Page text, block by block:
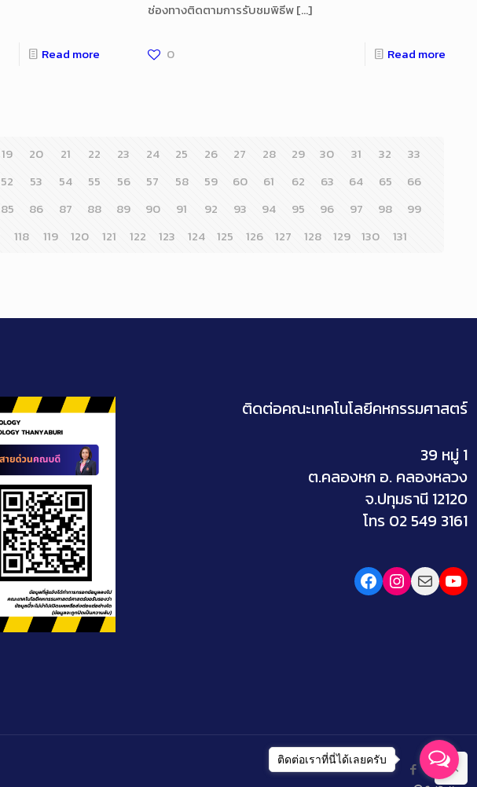
Read more
ช่องทางติดตามการรับชมพิธีพ[…]
0 Read more
19 20 21 22 23 24 25 26 27 28 29 30 31 32
33
52 53 54 55 56 57 58 59 60 61 62 63 64 65
66
85 86 87 88 89 90 91 92 93 94 95 96 97 98
99
118 119 120 121 122 123 124 125 126 127 128 129 130
131
ติดต่อคณะเทคโนโลยีคหกรรมศาสตร์
39 หมู่ 1
ต.คลองหก อ. คลองหลวง
จ.ปทุมธานี 12120
โทร 02 549 3161
Facebook
Instagram
Mail
ติดต่อเราที่นี่ได้เลยครับ